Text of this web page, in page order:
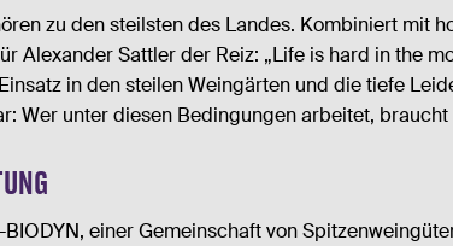
zu den steilsten des Landes. Kombiniert mit
Alexander Sattler der Reiz: „Life is hard in the
in den steilen Weingärten und die tiefe
Wer unter diesen Bedingungen arbeitet,
einer Gemeinschaft von